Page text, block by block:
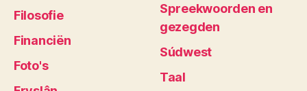
Filosofie
Financiën
Foto's
Spreekwoorden en
gezegden
Súdwest
Taal